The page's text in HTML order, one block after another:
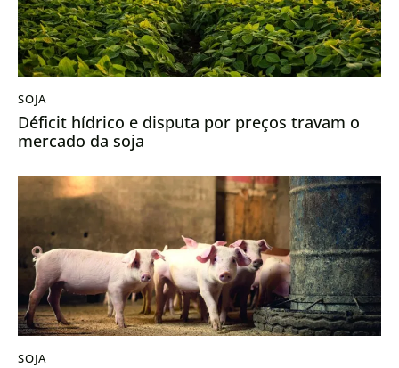
SOJA
Déficit hídrico e disputa por preços travam o
mercado da soja
SOJA